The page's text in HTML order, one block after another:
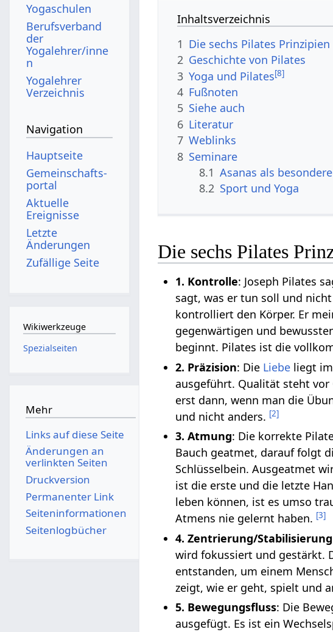
Inhaltsverzeichnis
1 Die sechs Pilates Prinzipien
2 Geschichte von Pilates
3 Yoga und Pilates[8]
4 Fußnoten
5 Siehe auch
6 Literatur
7 Weblinks
8 Seminare
8.1 Asanas als
8.2 Sport und Yoga
Die sechs Pilates
1. Kontrolle: Joseph Pilates
sagt, was er tun soll und
kontrolliert den Körper. Er
gegenwärtigen und
beginnt. Pilates ist die
2. Präzision: Die Liebe liegt
ausgeführt. Qualität steht
erst dann, wenn man die
und nicht anders. [2]
3. Atmung: Die korrekte
Bauch geatmet, darauf folgt
Schlüsselbein. Ausgeatmet
ist die erste und die letzte
leben können, ist es umso
Atmens nie gelernt haben. [3]
4. Zentrierung/Stabilisierung
wird fokussiert und gestärkt.
entstanden, um einem
zeigt, wie er geht, spielt und
5. Bewegungsfluss: Die
ausgefügt. Es ist ein
Yogaschulen
Berufsverband
der
Yogalehrer/inne
n
Yogalehrer
Verzeichnis
Navigation
Hauptseite
Gemeinschafts­
portal
Aktuelle
Ereignisse
Letzte
Änderungen
Zufällige Seite
Wikiwerkzeuge
Spezialseiten
Mehr
Links auf diese Seite
Änderungen an
verlinkten Seiten
Druckversion
Permanenter Link
Seiten­­informationen
Seitenlogbücher